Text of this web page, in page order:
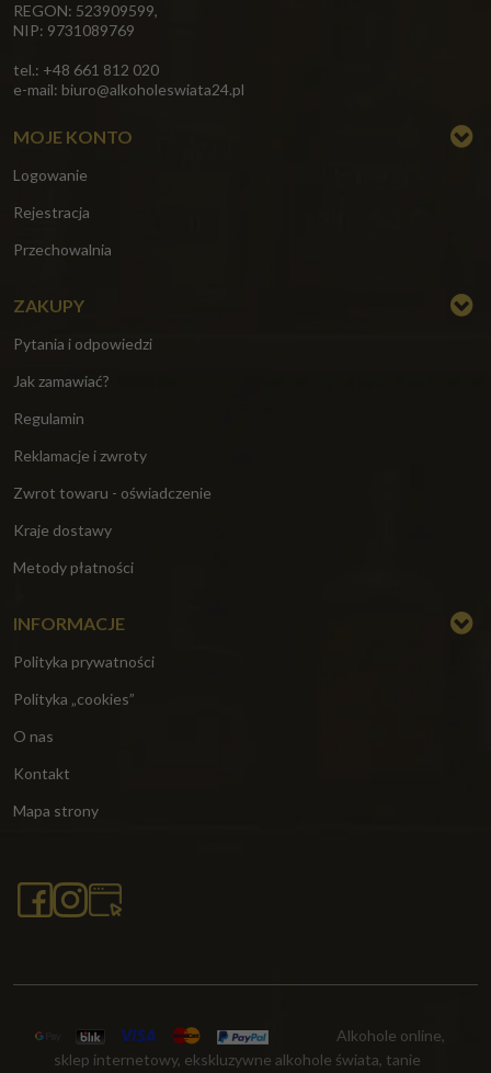
REGON: 523909599,
NIP: 9731089769
tel.: +48 661 812 020
e-mail: biuro@alkoholeswiata24.pl
MOJE KONTO
Logowanie
Rejestracja
Przechowalnia
ZAKUPY
Pytania i odpowiedzi
Jak zamawiać?
Regulamin
Reklamacje i zwroty
Zwrot towaru - oświadczenie
Kraje dostawy
Metody płatności
INFORMACJE
Polityka prywatności
Polityka „cookies”
O nas
Kontakt
Mapa strony
Alkohole online,
sklep internetowy, ekskluzywne alkohole świata, tanie